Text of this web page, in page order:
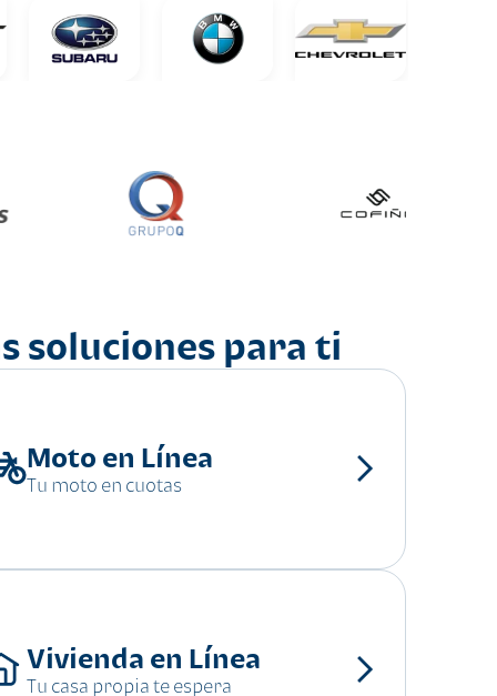
soluciones para ti
Moto en Línea
Tu moto en cuotas
Vivienda en Línea
Tu casa propia te espera